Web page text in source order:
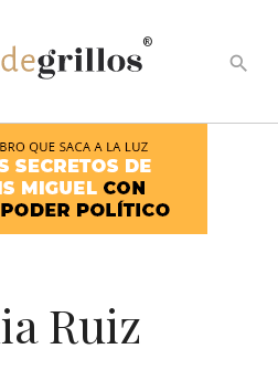
®
search
Ruiz